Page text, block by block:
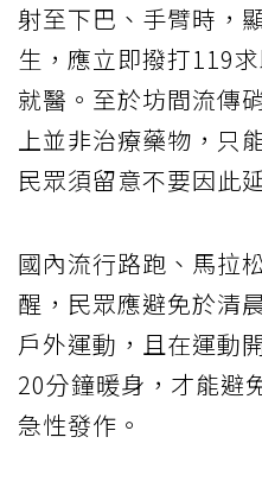
射至下巴、手臂時，
生，應立即撥打119
就醫。至於坊間流傳
上並非治療藥物，只
民眾須留意不要因此
國內流行路跑、馬拉
醒，民眾應避免於清
戶外運動，且在運動
20分鐘暖身，才能避
急性發作。